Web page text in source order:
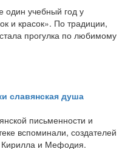
один учебный год у
и красок». По традиции,
прогулка по любимому
славянская душа
письменности и
вспоминали, создателей
Кирилла и Мефодия.